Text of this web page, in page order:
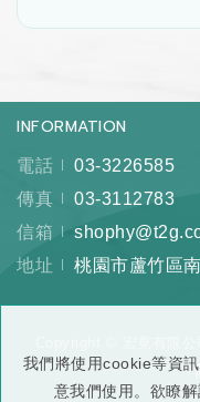
我們將使用cookie等資
意我們使用。欲瞭
INFORMATION
電話
03-3226585
傳真
03-3112783
信箱
地址
桃園市蘆竹區
Copyright © 宏竟有限